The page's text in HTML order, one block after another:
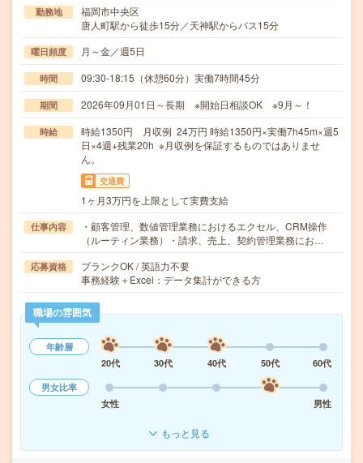
勤務地
福岡市中央区
唐人町駅から徒歩15分／天神駅からバス15分
曜日頻度 月～金／週5日
時間 09:30-18:15（休憩60分）実働7時間45分
期間 2026年09月01日～長期 ※開始日相談OK ※9月～！
時給
時給1350円 月収例 24万円 時給1350円×実働7h45m×週5
日×4週+残業20h ※月収例を保証するものではありませ
ん。
交通費
1ヶ月3万円を上限として実費支給
仕事内容
・顧客管理、数値管理業務におけるエクセル、CRM操作
（ルーティン業務）・請求、売上、契約管理業務にお…
応募資格
ブランクOK / 英語力不要
事務経験＋Excel：データ集計ができる方
職場の雰囲気
年齢層
20代
30代 40代 50代
60代
男女比率
女性
男性
もっと見る